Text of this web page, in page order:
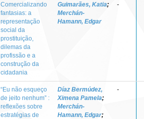
Comercializando
fantasias: a
representação
social da
prostituição,
dilemas da
profissão e a
construção da
cidadania
Guimarães, Katia;
Merchán-
Hamann, Edgar
-
“Eu não esqueço
de jeito nenhum” :
reflexões sobre
estratégias de
Díaz Bermúdez,
Ximena Pamela;
Merchán-
Hamann, Edgar;
-